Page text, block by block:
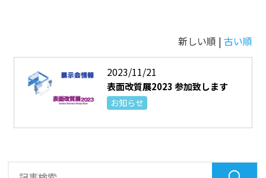
新しい順 | 古い順
2023/11/21
表面改質展2023 参加致します
お知らせ